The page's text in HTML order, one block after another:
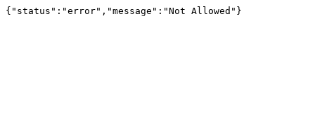
{"status":"error","message":"Not Allowed"}